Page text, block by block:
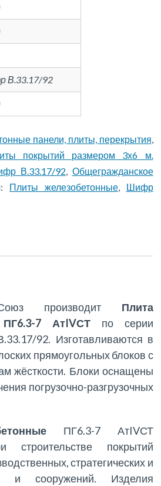
В.33.17/92
панели, плиты, перекрытия,
покрытий размером 3х6 м.
В.33.17/92, Общегражданское
Плиты железобетонные, Шифр
производитПлита
ПГ6.3-7 АтIVСТ по серии
92. Изготавливаются в
прямоугольных блоков с
жёсткости. Блоки оснащены
погрузочно-разгрузочных
ПГ6.3-7 АтIVСТ
строительстве покрытий
стратегических и
и сооружений. Изделия